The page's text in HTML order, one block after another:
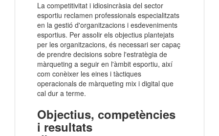
La competitivitat i idiosincràsia del sector
esportiu reclamen professionals especialitzats
en la gestió d'organitzacions i esdeveniments
esportius. Per assolir els objectius plantejats
per les organitzacions, és necessari ser capaç
de prendre decisions sobre l'estratègia de
màrqueting a seguir en l'àmbit esportiu, així
com conèixer les eines i tàctiques
operacionals de màrqueting mix i digital que
cal dur a terme.
Objectius, competències
i resultats